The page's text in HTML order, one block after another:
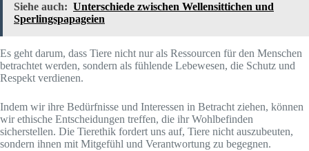
Siehe auch: Unterschiede zwischen Wellensittichen und
Sperlingspapageien
Es geht darum, dass Tiere nicht nur als Ressourcen für den Menschen
betrachtet werden, sondern als fühlende Lebewesen, die Schutz und
Respekt verdienen.
Indem wir ihre Bedürfnisse und Interessen in Betracht ziehen, können
wir ethische Entscheidungen treffen, die ihr Wohlbefinden
sicherstellen. Die Tierethik fordert uns auf, Tiere nicht auszubeuten,
sondern ihnen mit Mitgefühl und Verantwortung zu begegnen.